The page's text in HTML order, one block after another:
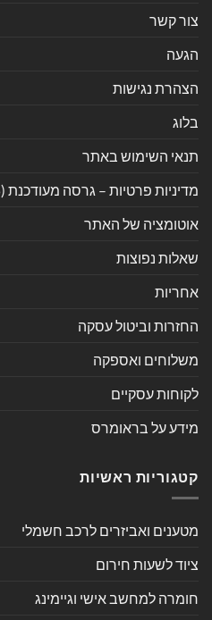
צור קשר
הגעה
הצהרת נגישות
בלוג
תנאי השימוש באתר
מדיניות פרטיות – גרסה מעודכנת (2025)
אוטומציה של האתר
שאלות נפוצות
אחריות
החזרות וביטול עסקה
משלוחים ואספקה
לקוחות עסקיים
מידע על בראומרס
קטגוריות ראשיות
מטענים ואביזרים לרכב חשמלי
ציוד לשעות חירום
חומרה למחשב אישי וגיימינג